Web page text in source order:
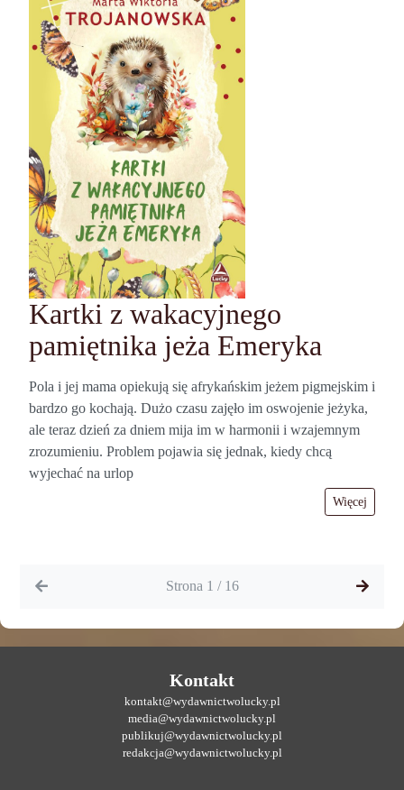
Kartki z wakacyjnego
pamiętnika jeża Emeryka
Pola i jej mama opiekują się afrykańskim jeżem pigmejskim i
bardzo go kochają. Dużo czasu zajęło im oswojenie jeżyka,
ale teraz dzień za dniem mija im w harmonii i wzajemnym
zrozumieniu. Problem pojawia się jednak, kiedy chcą
wyjechać na urlop
Więcej
Strona 1 / 16
Kontakt
kontakt@wydawnictwolucky.pl
media@wydawnictwolucky.pl
publikuj@wydawnictwolucky.pl
redakcja@wydawnictwolucky.pl